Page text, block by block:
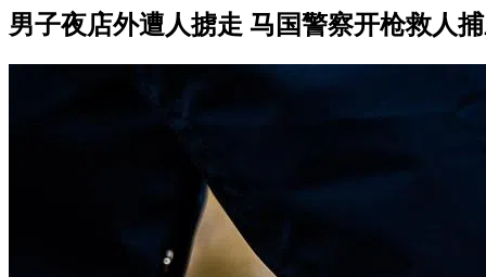
男子夜店外遭人掳走 马国警察开枪救人